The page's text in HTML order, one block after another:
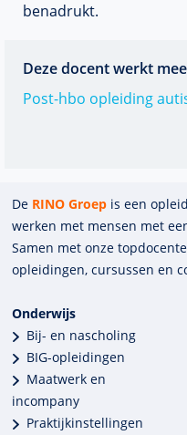
benadrukt.
Deze docent werkt
Post-hbo opleiding
De RINO Groep is een
werken met mensen met
Samen met onze
opleidingen, cursussen en
Onderwijs
Bij- en nascholing
BIG-opleidingen
Maatwerk en
incompany
Praktijkinstellingen